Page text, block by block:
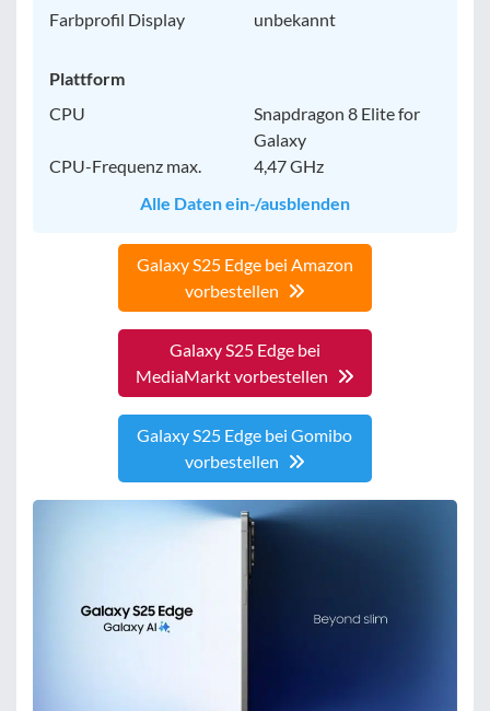
Farbprofil Display
unbekannt
Plattform
CPU
Snapdragon 8 Elite for
Galaxy
CPU-Frequenz max.
4,47 GHz
Alle Daten ein-/ausblenden
Galaxy S25 Edge bei Amazon
vorbestellen
Galaxy S25 Edge bei
MediaMarkt vorbestellen
Galaxy S25 Edge bei Gomibo
vorbestellen